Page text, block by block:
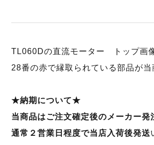
TL060Dの直流モーター トップ画
28番の赤で縁取られている部品が当
★納期について★
当商品はご注文確定後のメーカー発
通常２営業日程度で当店入荷後発送